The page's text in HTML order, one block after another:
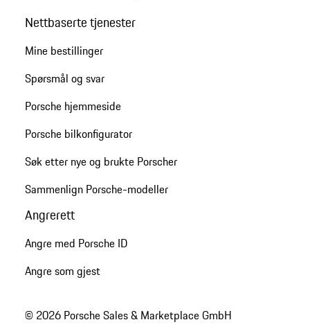
Nettbaserte tjenester
Mine bestillinger
Spørsmål og svar
Porsche hjemmeside
Porsche bilkonfigurator
Søk etter nye og brukte Porscher
Sammenlign Porsche-modeller
Angrerett
Angre med Porsche ID
Angre som gjest
© 2026 Porsche Sales & Marketplace GmbH